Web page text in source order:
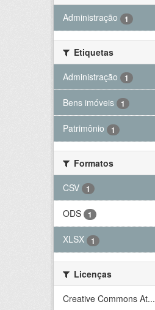
Administração
1
Etiquetas
Administração
1
Bens imóveis 1
Patrimônio 1
Formatos
CSV
1
ODS 1
XLSX 1
Licenças
Creative Commons At...